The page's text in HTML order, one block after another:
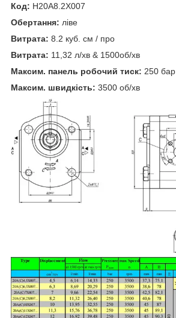
Код: H20A8.2X007
Обертання: ліве
Витрата: 8.2 куб. см / про
Витрата: 11,32 л/хв & 1500об/хв
Максим. панель робочий тиск: 250 бар
Максим. швидкість: 3500 об/хв